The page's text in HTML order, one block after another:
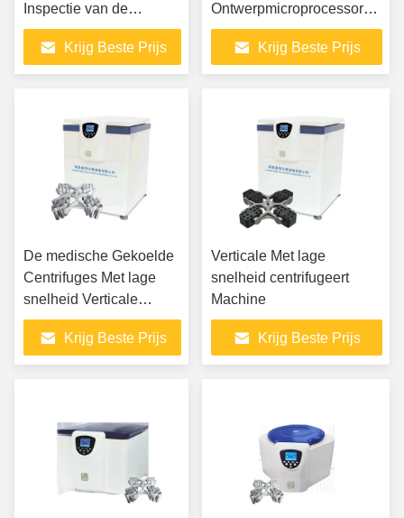
Inspectie van de
Machinegeneeskunde
voor
Biochemielaboratorium
Krijg Beste Prijs
Ontwerpmicroprocessor
van de Analyse Vacuüm
Centrifugaalconcentrator
Gespleten
Krijg Beste Prijs
De medische Gekoelde
Centrifuges Met lage
snelheid Verticale
4x750ml Pharma
centrifugeren Machine
Krijg Beste Prijs
Verticale Met lage
snelheid centrifugeert
Machine
Krijg Beste Prijs